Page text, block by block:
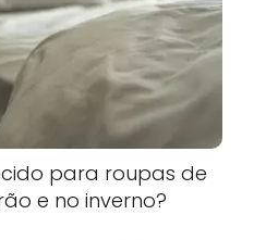
para roupas de
e no inverno?